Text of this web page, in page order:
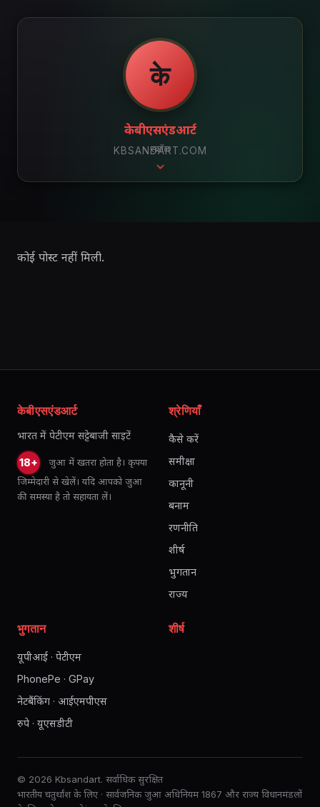
के
केबीएसएंडआर्ट
KBSANDART.COM
स्क्रॉल
कोई पोस्ट नहीं मिली.
केबीएसएंडआर्ट
भारत में पेटीएम सट्टेबाजी साइटें
18+
जुआ में खतरा होता है। कृपया
जिम्मेदारी से खेलें। यदि आपको जुआ
की समस्या है तो सहायता लें।
श्रेणियाँ
कैसे करें
समीक्षा
कानूनी
बनाम
रणनीति
शीर्ष
भुगतान
राज्य
भुगतान
यूपीआई · पेटीएम
PhonePe · GPay
नेटबैंकिंग · आईएमपीएस
रुपे · यूएसडीटी
शीर्ष
© 2026 Kbsandart. सर्वाधिक सुरक्षित
भारतीय चतुर्थांश के लिए · सार्वजनिक जुआ अधिनियम 1867 और राज्य विधानमंडलों